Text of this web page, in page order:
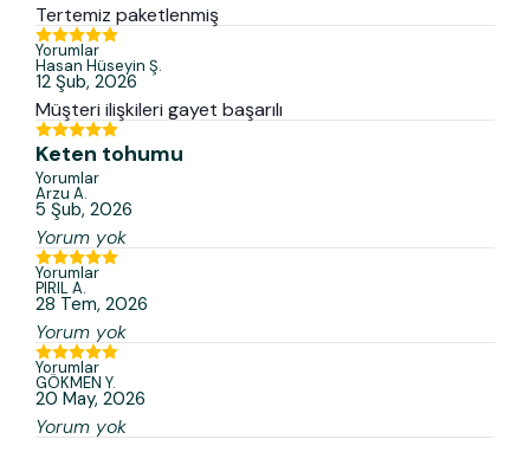
Tertemiz paketlenmiş
Yorumlar
Hasan Hüseyin Ş.
12 Şub, 2026
Müşteri ilişkileri gayet başarılı
Keten tohumu
Yorumlar
Arzu A.
5 Şub, 2026
Yorum yok
Yorumlar
PIRILA.
28 Tem, 2026
Yorum yok
Yorumlar
GÖKMEN Y.
20 May, 2026
Yorum yok